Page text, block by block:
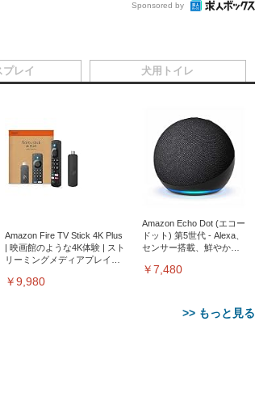
Sponsored by
Amazon Fire TV Stick 4K Plus
| 映画館のような4K体験 | スト
リーミングメディアプレイヤ
￥9,980
Amazon Echo Dot (エコー
ドット) 第5世代 - Alexa、
センサー搭載、鮮やかな
￥7,480
>> もっと見る
プレイ 犬用トイレ